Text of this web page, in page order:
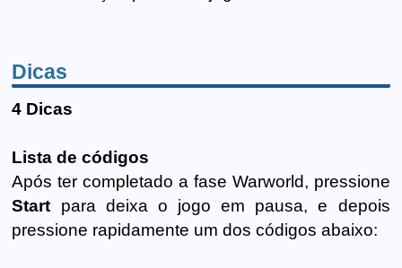
Dicas
4 Dicas
Lista de códigos
Após ter completado a fase Warworld, pressione
Start para deixa o jogo em pausa, e depois
pressione rapidamente um dos códigos abaixo: